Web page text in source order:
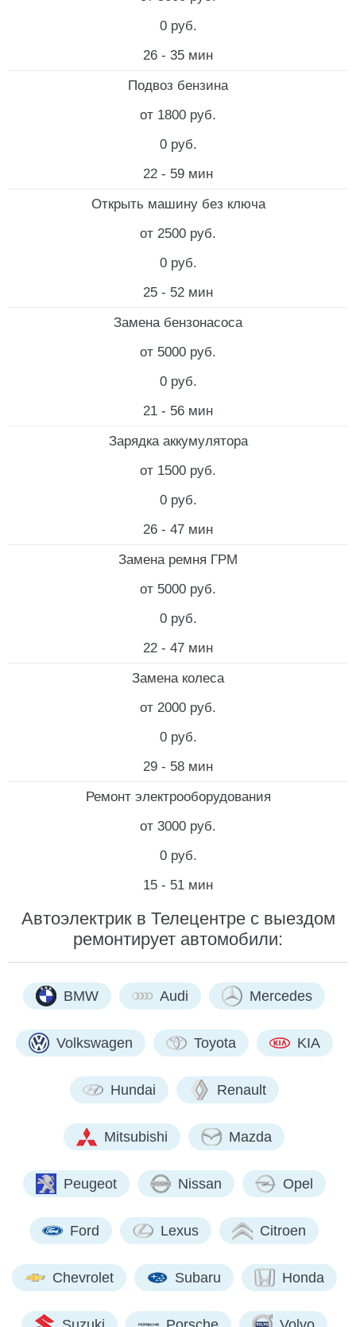
0 руб.
26 - 35 мин
Подвоз бензина
от 1800 руб.
0 руб.
22 - 59 мин
Открыть машину без ключа
от 2500 руб.
0 руб.
25 - 52 мин
Замена бензонасоса
от 5000 руб.
0 руб.
21 - 56 мин
Зарядка аккумулятора
от 1500 руб.
0 руб.
26 - 47 мин
Замена ремня ГРМ
от 5000 руб.
0 руб.
22 - 47 мин
Замена колеса
от 2000 руб.
0 руб.
29 - 58 мин
Ремонт электрооборудования
от 3000 руб.
0 руб.
15 - 51 мин
Автоэлектрик в Телецентре с выездом
ремонтирует автомобили:
BMW Audi Mercedes
Volkswagen Toyota KIA
Hundai Renault
Mitsubishi Mazda
Peugeot Nissan Opel
Ford Lexus Citroen
Chevrolet Subaru Honda